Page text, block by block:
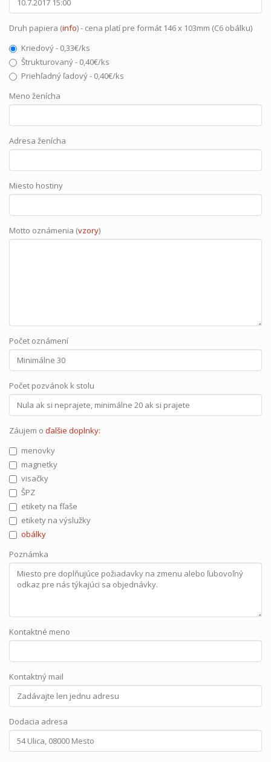
Druh papiera (info) - cena platí pre formát 146 x 103mm (C6 obálku)
Kriedový - 0,33€/ks
Štrukturovaný - 0,40€/ks
Priehľadný ľadový - 0,40€/ks
Meno ženícha
Adresa ženícha
Miesto hostiny
Motto oznámenia (vzory)
Počet oznámení
Počet pozvánok k stolu
Záujem o ďalšie doplnky:
menovky
magnetky
visačky
ŠPZ
etikety na fľaše
etikety na výslužky
obálky
Poznámka
Kontaktné meno
Kontaktný mail
Dodacia adresa